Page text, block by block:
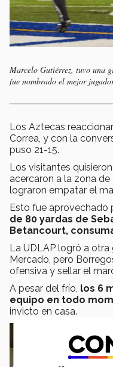
Marcelo Gutiérrez, tuvo una
fue nombrado el mejor
Los Aztecas
Correa, y con la
puso 21-15.
Los visitantes
acercaron a la zona
lograron empatar el
Esto fue aprovechado
de 80 yardas de
Betancourt,
La UDLAP logró a otra
Mercado, pero
ofensiva y sellar el
A pesar del frío, los 6
equipo en todo
invicto en casa.